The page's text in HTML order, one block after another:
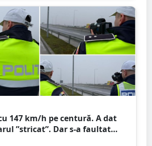
147 km/h pe centură. A dat